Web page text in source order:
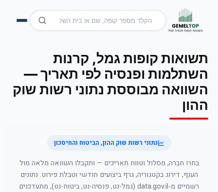
תשואות קופות גמל, קרנות
השתלמות ופנסיה לפי תאריך —
השוואה מבוססת נתוני רשות שוק
ההון
נתוני רשות שוק ההון, הביטוח והחיסכון
בחרו חברה, מסלול וטווח תאריכים — ותקבלו השוואה מלאה מול
הענף, דירוג בקטגוריה, גרף ביצועים חודשי וטבלת פירוט. נתונים
רשמיים מ-data.gov.il (גמל-נט, פנסיה-נט, ביטוח-נט), מתעדכנים